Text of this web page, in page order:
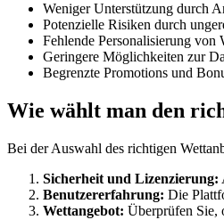
Weniger Unterstützung durch
Potenzielle Risiken durch
Fehlende Personalisierung von
Geringere Möglichkeiten zur
Begrenzte Promotions und
Wie wählt man den
Bei der Auswahl des richtigen
Sicherheit und Lizenzierung:
Benutzererfahrung: Die
Wettangebot: Überprüfen Sie,